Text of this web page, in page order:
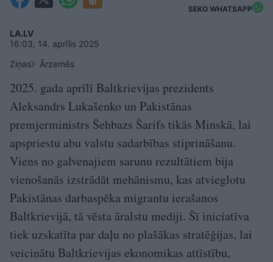
SEKO WHATSAPP
LA.LV
16:03, 14. aprīlis 2025
Ziņas
Ārzemēs
2025. gada aprīlī Baltkrievijas prezidents
Aleksandrs Lukašenko un Pakistānas
premjerministrs Šehbazs Šarifs tikās Minskā, lai
apspriestu abu valstu sadarbības stiprināšanu.
Viens no galvenajiem sarunu rezultātiem bija
vienošanās izstrādāt mehānismu, kas atvieglotu
Pakistānas darbaspēka migrantu ierašanos
Baltkrievijā, tā vēsta āralstu mediji. Šī iniciatīva
tiek uzskatīta par daļu no plašākas stratēģijas, lai
veicinātu Baltkrievijas ekonomikas attīstību,